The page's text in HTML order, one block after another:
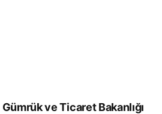
Gümrük ve Ticaret Bakanlığı